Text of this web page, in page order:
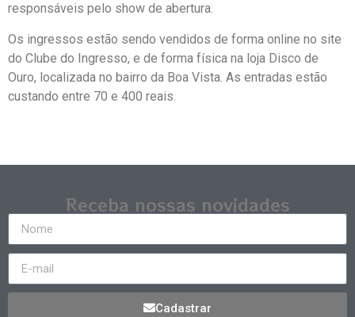
responsáveis pelo show de abertura.
Os ingressos estão sendo vendidos de forma online no site
do Clube do Ingresso, e de forma física na loja Disco de
Ouro, localizada no bairro da Boa Vista. As entradas estão
custando entre 70 e 400 reais.
Receba nossas novidades
Cadastrar